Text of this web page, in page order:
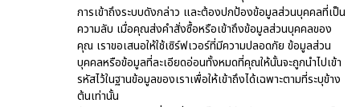
การเข้าถึงระบบดังกล่าว และต้องปกป้องข้อมูลส่วนบุคคลที่เป็น
ความลับ เมื่อคุณส่งคำสั่งซื้อหรือเข้าถึงข้อมูลส่วนบุคคลของ
คุณ เราขอเสนอให้ใช้เซิร์ฟเวอร์ที่มีความปลอดภัย ข้อมูลส่วน
บุคคลหรือข้อมูลที่ละเอียดอ่อนทั้งหมดที่คุณให้นั้นจะถูกนำไปเข้า
รหัสไว้ในฐานข้อมูลของเราเพื่อให้เข้าถึงได้เฉพาะตามที่ระบุข้าง
ต้นเท่านั้น